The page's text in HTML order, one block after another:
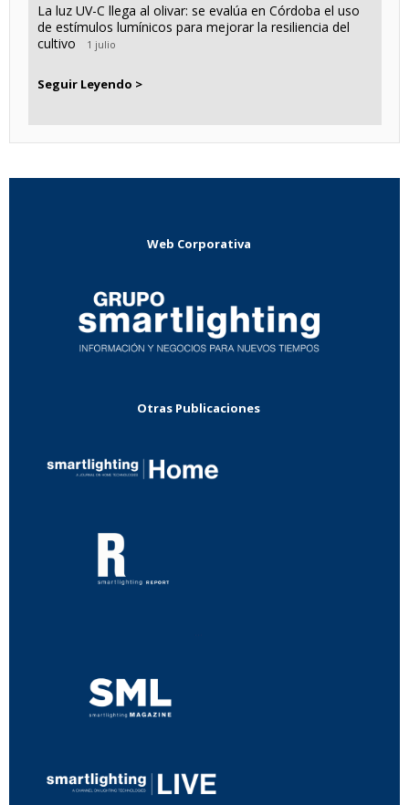
La luz UV-C llega al olivar: se evalúa en Córdoba el uso
de estímulos lumínicos para mejorar la resiliencia del
cultivo
1 julio
Seguir Leyendo >
Web Corporativa
Otras Publicaciones